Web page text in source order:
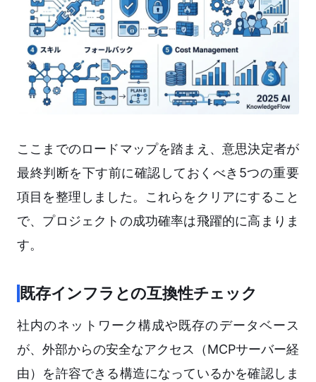
ここまでのロードマップを踏まえ、意思決定者が
最終判断を下す前に確認しておくべき5つの重要
項目を整理しました。これらをクリアにすること
で、プロジェクトの成功確率は飛躍的に高まりま
す。
既存インフラとの互換性チェック
社内のネットワーク構成や既存のデータベース
が、外部からの安全なアクセス（MCPサーバー経
由）を許容できる構造になっているかを確認しま